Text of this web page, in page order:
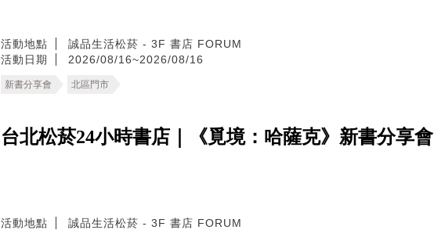
活動地點
誠品生活松菸 - 3F 書店 FORUM
活動日期
2026/08/16~2026/08/16
新書分享會 北區門市
台北松菸24小時書店｜《覓境：哈薩克》新書分享會
活動地點
誠品生活松菸 - 3F 書店 FORUM